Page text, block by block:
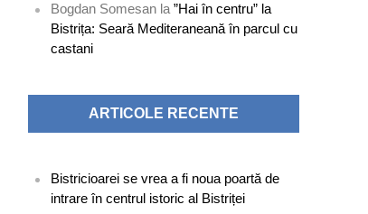
Bogdan Somesan la”Hai în centru” la
Bistrița: Seară Mediteraneană în parcul cu
castani
ARTICOLE RECENTE
Bistricioarei se vrea a fi noua poartă de
intrare în centrul istoric al Bistriței